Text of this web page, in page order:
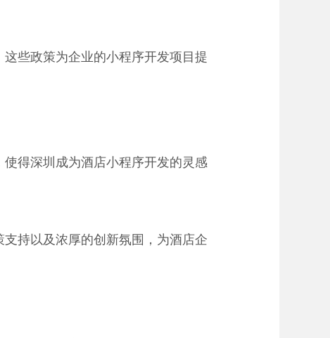
些政策为企业的小程序开发项目提
得深圳成为酒店小程序开发的灵感
持以及浓厚的创新氛围，为酒店企